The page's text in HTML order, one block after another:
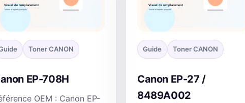
Toner CANON
EP-708H
OEM : Canon EP-
Guide Toner CANON
Canon EP-27 /
8489A002